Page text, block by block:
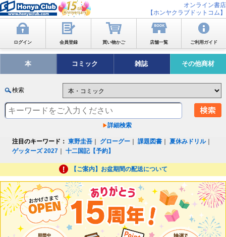
オンライン書店
【ホンヤクラブドットコム】
ログイン 会員登録 買い物かご 店舗一覧 ご利用ガイド
本 コミック 雑誌 その他商材
検索
詳細検索
注目のキーワード： 東野圭吾 グローグー ｜課題図書 ｜夏休みドリル｜
ゲッターズ 2027 ｜十二国記【予約】
【ご案内】お盆期間の配送について